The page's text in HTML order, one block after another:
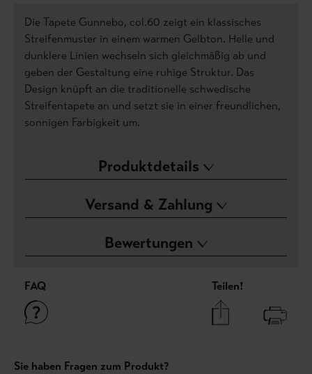
Die Tapete Gunnebo, col.60 zeigt ein klassisches
Streifenmuster in einem warmen Gelbton. Helle und
dunklere Linien wechseln sich gleichmäßig ab und
geben der Gestaltung eine ruhige Struktur. Das
Design knüpft an die traditionelle schwedische
Streifentapete an und setzt sie in einer freundlichen,
sonnigen Farbigkeit um.
Produktdetails
Versand & Zahlung
Bewertungen
FAQ Teilen!
Sie haben Fragen zum Produkt?